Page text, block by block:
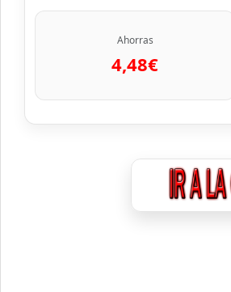
Ahorras
4,48€